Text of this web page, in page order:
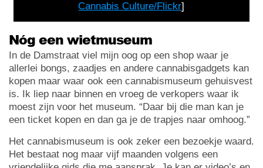
Cannabis Culture/Flickr]
Nóg een wietmuseum
In de Damstraat viel mijn oog op een shop waar je
allerlei bongs, zaadjes en andere cannabisgadgets kan
kopen maar waar ook een cannabismuseum gehuisvest
is. Ik liep naar binnen en vroeg de verkopers waar ik
moest zijn voor het museum. “Daar bij die man kan je
een ticket kopen en dan ga je de trapjes naar omhoog.”
Het cannabismuseum is ook zeker een bezoekje waard.
Het bestaat nog maar vijf maanden volgens een